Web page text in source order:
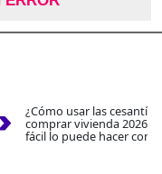
¿Cómo usar las
comprar vivienda 2026?
fácil lo puede hacer con